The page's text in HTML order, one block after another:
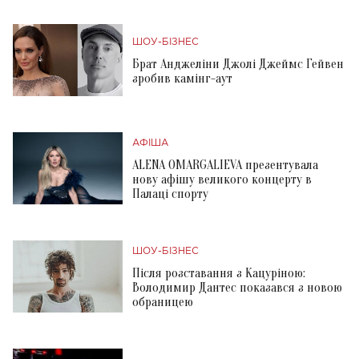
ШОУ-БІЗНЕС
Брат Анджеліни Джолі Джеймс Гейвен
зробив камінг-аут
АФІША
ALENA OMARGALIEVA презентувала
нову афішу великого концерту в
Палаці спорту
ШОУ-БІЗНЕС
Після розставання з Кацуріною:
Володимир Дантес показався з новою
обраницею